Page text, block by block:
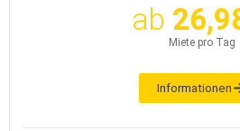
ab
Miete pro Tag
Informationen